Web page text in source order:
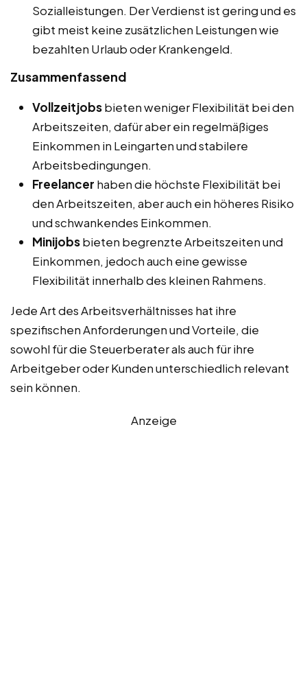
Sozialleistungen. Der Verdienst ist gering und es
gibt meist keine zusätzlichen Leistungen wie
bezahlten Urlaub oder Krankengeld.
Zusammenfassend
Vollzeitjobsbieten weniger Flexibilität bei den
Arbeitszeiten, dafür aber ein regelmäßiges
Einkommen in Leingarten und stabilere
Arbeitsbedingungen.
Freelancer haben die höchste Flexibilität bei
den Arbeitszeiten, aber auch ein höheres Risiko
und schwankendes Einkommen.
Minijobsbieten begrenzte Arbeitszeiten und
Einkommen, jedoch auch eine gewisse
Flexibilität innerhalb des kleinen Rahmens.
Jede Art des Arbeitsverhältnisses hat ihre
spezifischen Anforderungen und Vorteile, die
sowohl für die Steuerberater als auch für ihre
Arbeitgeber oder Kunden unterschiedlich relevant
sein können.
Anzeige